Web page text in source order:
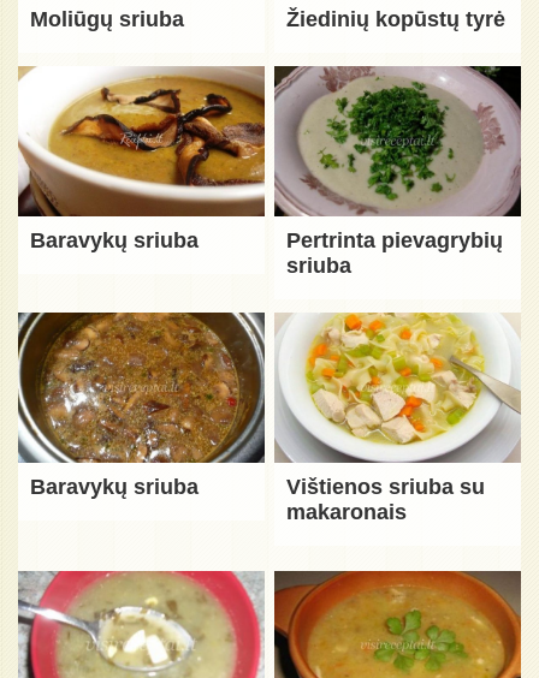
Moliūgų sriuba Žiedinių kopūstų tyrė
Baravykų sriuba
Pertrinta pievagrybių
sriuba
Baravykų sriuba
Vištienos sriuba su
makaronais